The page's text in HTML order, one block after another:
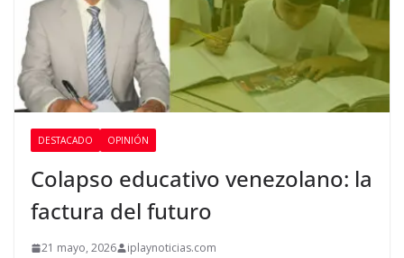
DESTACADO OPINIÓN
Colapso educativo venezolano: la
factura del futuro
21 mayo, 2026 iplaynoticias.com